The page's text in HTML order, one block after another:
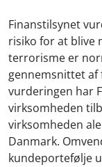
Finanstilsynet
risiko for at blive
terrorisme er
gennemsnittet af
vurderingen har
virksomheden
virksomheden
Danmark.
kundeportefølje